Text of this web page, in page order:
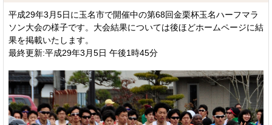
平成29年3月5日に玉名市で開催中の第68回金栗杯玉名ハーフマラ
ソン大会の様子です。大会結果については後ほどホームページに結
果を掲載いたします。
最終更新:平成29年3月5日 午後1時45分